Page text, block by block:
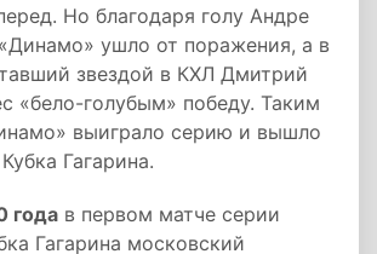
Но благодаря голу Андре
ушло от поражения, а в
звездой в КХЛ Дмитрий
«бело-голубым» победу. Таким
выиграло серию и вышло
Гагарина.
года в первом матче серии
Гагарина московский